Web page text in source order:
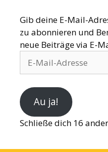
Gib deine E-Mail-
zu abonnieren und
neue Beiträge via E-
Mail-
Au ja!
Schließe dich 16